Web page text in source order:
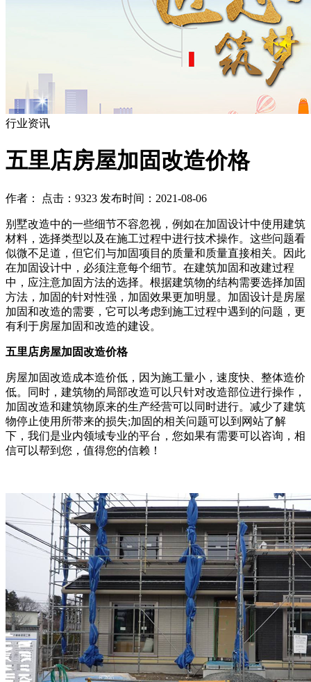
行业资讯
五里店房屋加固改造价格
作者： 点击：9323 发布时间：2021-08-06
别墅改造中的一些细节不容忽视，例如在加固设计中使用建筑
材料，选择类型以及在施工过程中进行技术操作。这些问题看
似微不足道，但它们与加固项目的质量和质量直接相关。因此
在加固设计中，必须注意每个细节。在建筑加固和改建过程
中，应注意加固方法的选择。根据建筑物的结构需要选择加固
方法，加固的针对性强，加固效果更加明显。加固设计是房屋
加固和改造的需要，它可以考虑到施工过程中遇到的问题，更
有利于房屋加固和改造的建设。
五里店房屋加固改造价格
房屋加固改造成本造价低，因为施工量小，速度快、整体造价
低。同时，建筑物的局部改造可以只针对改造部位进行操作，
加固改造和建筑物原来的生产经营可以同时进行。减少了建筑
物停止使用所带来的损失;加固的相关问题可以到网站了解
下，我们是业内领域专业的平台，您如果有需要可以咨询，相
信可以帮到您，值得您的信赖！